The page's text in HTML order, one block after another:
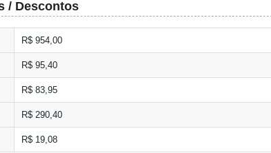
/ Descontos
R$ 954,00
R$ 95,40
R$ 83,95
R$ 290,40
R$ 19,08